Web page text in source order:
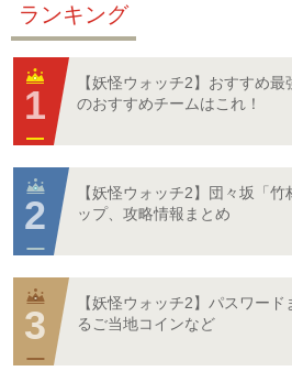
ランキング
【妖怪ウォッチ2】おすすめ
のおすすめチームはこれ！
【妖怪ウォッチ2】団々坂「
ップ、攻略情報まとめ
【妖怪ウォッチ2】パスワー
るご当地コインなど